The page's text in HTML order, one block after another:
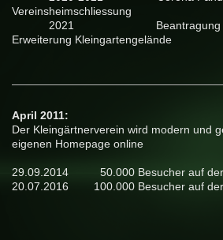
Vereinsheimschliessung
2021 Beantragung bei
Erweiterung Kleingartengelände
April 2011:
Der Kleingärtnerverein wird modern und
eigenen Homepage online
29.09.2014 50.000 Besucher auf der
20.07.2016 100.000 Besucher auf der